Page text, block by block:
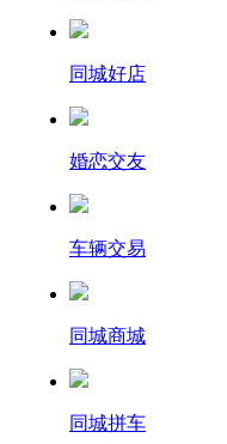
同城好店
婚恋交友
车辆交易
同城商城
同城拼车